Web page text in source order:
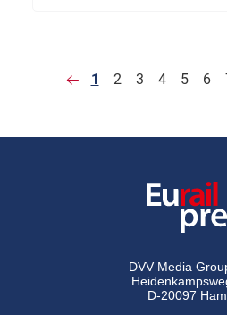
1 2 3 4 5 6
DVV Media
D-20097